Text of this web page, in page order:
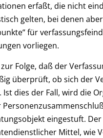
erfaßt, die nicht
gelten, bei denen
für
vorliegen.
Folge, daß der
überprüft, ob sich der
dies der Fall, wird die
eingestuft. Der
Mittel, wie